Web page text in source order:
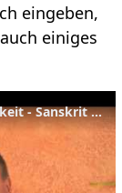
eingeben,
einiges
Saundarya – Schönheit, Eleganz, Lieblichkeit - Sanskrit Wörterbuch